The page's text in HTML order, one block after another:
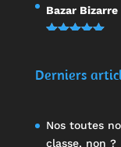
Note5.00
sur 5
Bazar Bizarre
Derniers
Nos toutes
classe, non ?